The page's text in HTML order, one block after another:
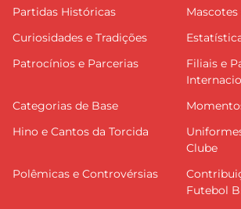
Partidas Históricas
Curiosidades e Tradições
Patrocínios e Parcerias
Filiais e
Categorias de Base
Hino e Cantos da Torcida
Clube
Polêmicas e Controvérsias
Futebol